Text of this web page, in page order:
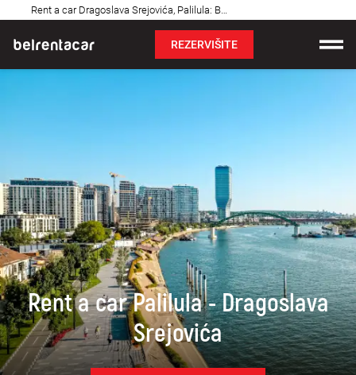
Rent a car Dragoslava Srejovića, Palilula: Bel✓
pitanja
REZERVIŠITE
O nama
Najčešća pitanja
Blog
Kontakt
SRPSKI
Rent a car Palilula - Dragoslava
Srejovića